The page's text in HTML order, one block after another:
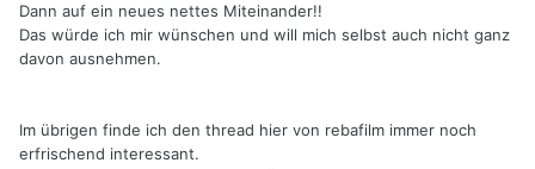
Dann auf ein neues nettes Miteinander!!
Das würde ich mir wünschen und will mich selbst auch nicht ganz
davon ausnehmen.
Im übrigen finde ich den thread hier von rebafilm immer noch
erfrischend interessant.